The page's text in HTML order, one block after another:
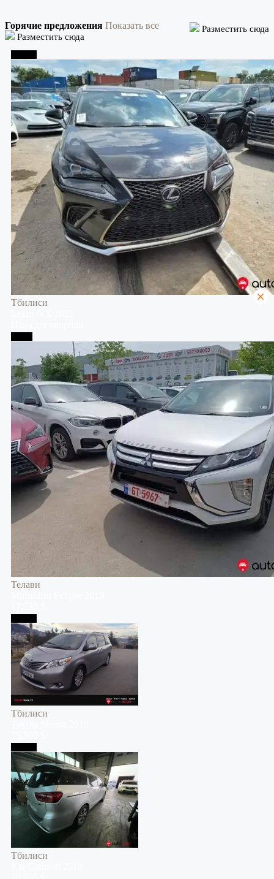
Горячие предложения Показать все
Разместить сюда
Разместить сюда
Тбилиси
Телави
Тбилиси
Тбилиси